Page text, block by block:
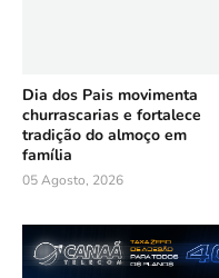
Dia dos Pais movimenta
churrascarias e fortalece
tradição do almoço em
família
05 Agosto, 2026